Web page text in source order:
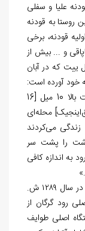
سال 1329ش. نیز قودنه علیا و سفلی
رسمی سال 1335ش. این روستا به قودنه
قودنه، برخی
و ... بیش از
ییت که در آبان
«از بایندر در طول شمال رود گرگان به سمت بالا 10 میل [16
محله‌ای
زندگی می‌کردند
را پشت سر
به اندازه کافی
در کتاب «فرهنگ جغرافیایی ایران: خراسان» که در سال ۱۲۸۹ ش.
رود گرگان از
اصلی طوایف